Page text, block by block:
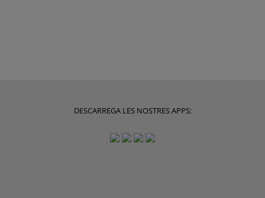
DESCARREGA LES NOSTRES APPS: